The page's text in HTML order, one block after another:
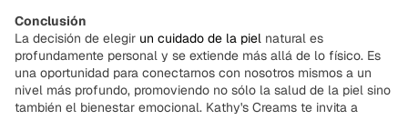
Conclusión
La decisión de elegir un cuidado de la piel natural es
profundamente personal y se extiende más allá de lo físico. Es
una oportunidad para conectarnos con nosotros mismos a un
nivel más profundo, promoviendo no sólo la salud de la piel sino
también el bienestar emocional. Kathy's Creams te invita a